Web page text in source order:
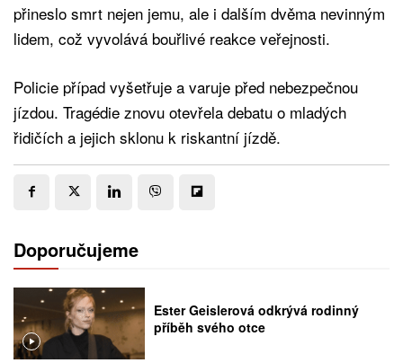
přineslo smrt nejen jemu, ale i dalším dvěma nevinným
lidem, což vyvolává bouřlivé reakce veřejnosti.
Policie případ vyšetřuje a varuje před nebezpečnou
jízdou. Tragédie znovu otevřela debatu o mladých
řidičích a jejich sklonu k riskantní jízdě.
Doporučujeme
Ester Geislerová odkrývá rodinný
příběh svého otce